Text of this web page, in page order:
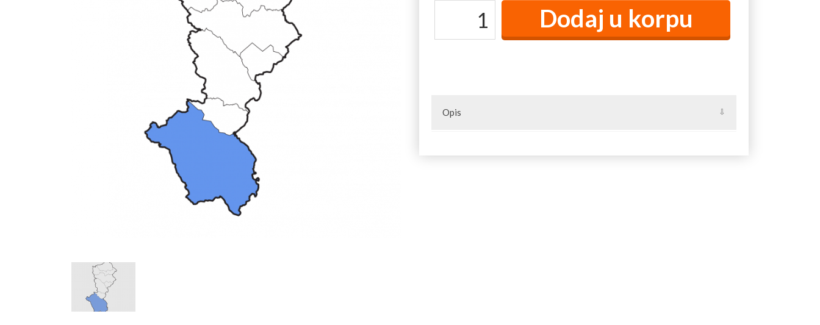
Opis
Bukovica, Čečina, Dajići, Deretin, Devići, Dobri Do, Dubrava, Erčege, Gleđica,